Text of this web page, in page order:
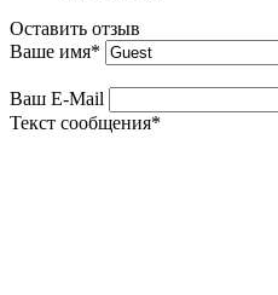
Оставить отзыв
Ваше имя*
Ваш E-Mail
Текст сообщения*